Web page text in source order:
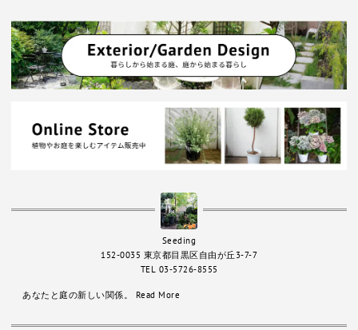
あなたと庭の新しい関係。 Read More
Seeding
152-0035 東京都目黒区自由が丘3-7-7
TEL 03-5726-8555